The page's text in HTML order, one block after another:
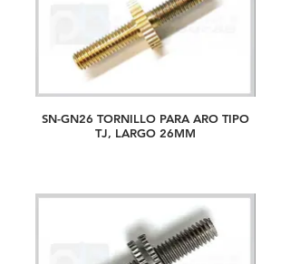
SN-GN26 TORNILLO PARA ARO TIPO
TJ, LARGO 26MM